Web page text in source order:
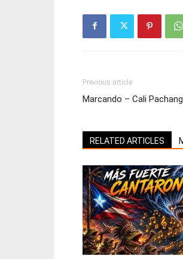
Previous article
Marcando – Cali
RELATED ARTICLES